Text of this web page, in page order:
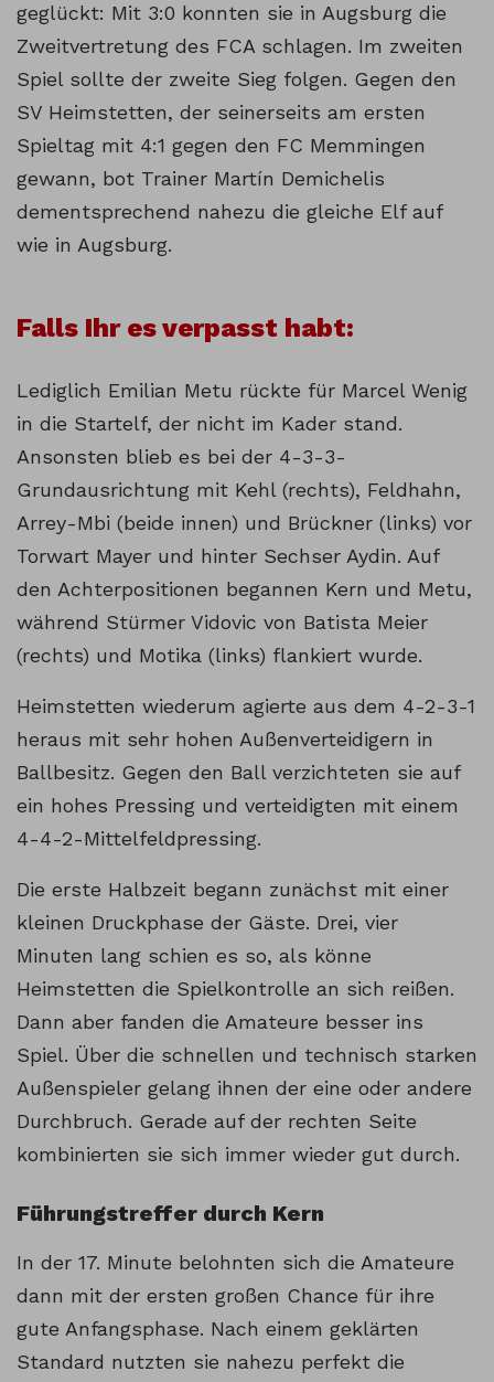
geglückt: Mit 3:0 konnten sie in Augsburg die
Zweitvertretung des FCA schlagen. Im zweiten
Spiel sollte der zweite Sieg folgen. Gegen den
SV Heimstetten, der seinerseits am ersten
Spieltag mit 4:1 gegen den FC Memmingen
gewann, bot Trainer Martín Demichelis
dementsprechend nahezu die gleiche Elf auf
wie in Augsburg.
Falls Ihr es verpasst habt:
Lediglich Emilian Metu rückte für Marcel Wenig
in die Startelf, der nicht im Kader stand.
Ansonsten blieb es bei der 4-3-3-
Grundausrichtung mit Kehl (rechts), Feldhahn,
Arrey-Mbi (beide innen) und Brückner (links) vor
Torwart Mayer und hinter Sechser Aydin. Auf
den Achterpositionen begannen Kern und Metu,
während Stürmer Vidovic von Batista Meier
(rechts) und Motika (links) flankiert wurde.
Heimstetten wiederum agierte aus dem 4-2-3-1
heraus mit sehr hohen Außenverteidigern in
Ballbesitz. Gegen den Ball verzichteten sie auf
ein hohes Pressing und verteidigten mit einem
4-4-2-Mittelfeldpressing.
Die erste Halbzeit begann zunächst mit einer
kleinen Druckphase der Gäste. Drei, vier
Minuten lang schien es so, als könne
Heimstetten die Spielkontrolle an sich reißen.
Dann aber fanden die Amateure besser ins
Spiel. Über die schnellen und technisch starken
Außenspieler gelang ihnen der eine oder andere
Durchbruch. Gerade auf der rechten Seite
kombinierten sie sich immer wieder gut durch.
Führungstreffer durch Kern
In der 17. Minute belohnten sich die Amateure
dann mit der ersten großen Chance für ihre
gute Anfangsphase. Nach einem geklärten
Standard nutzten sie nahezu perfekt die